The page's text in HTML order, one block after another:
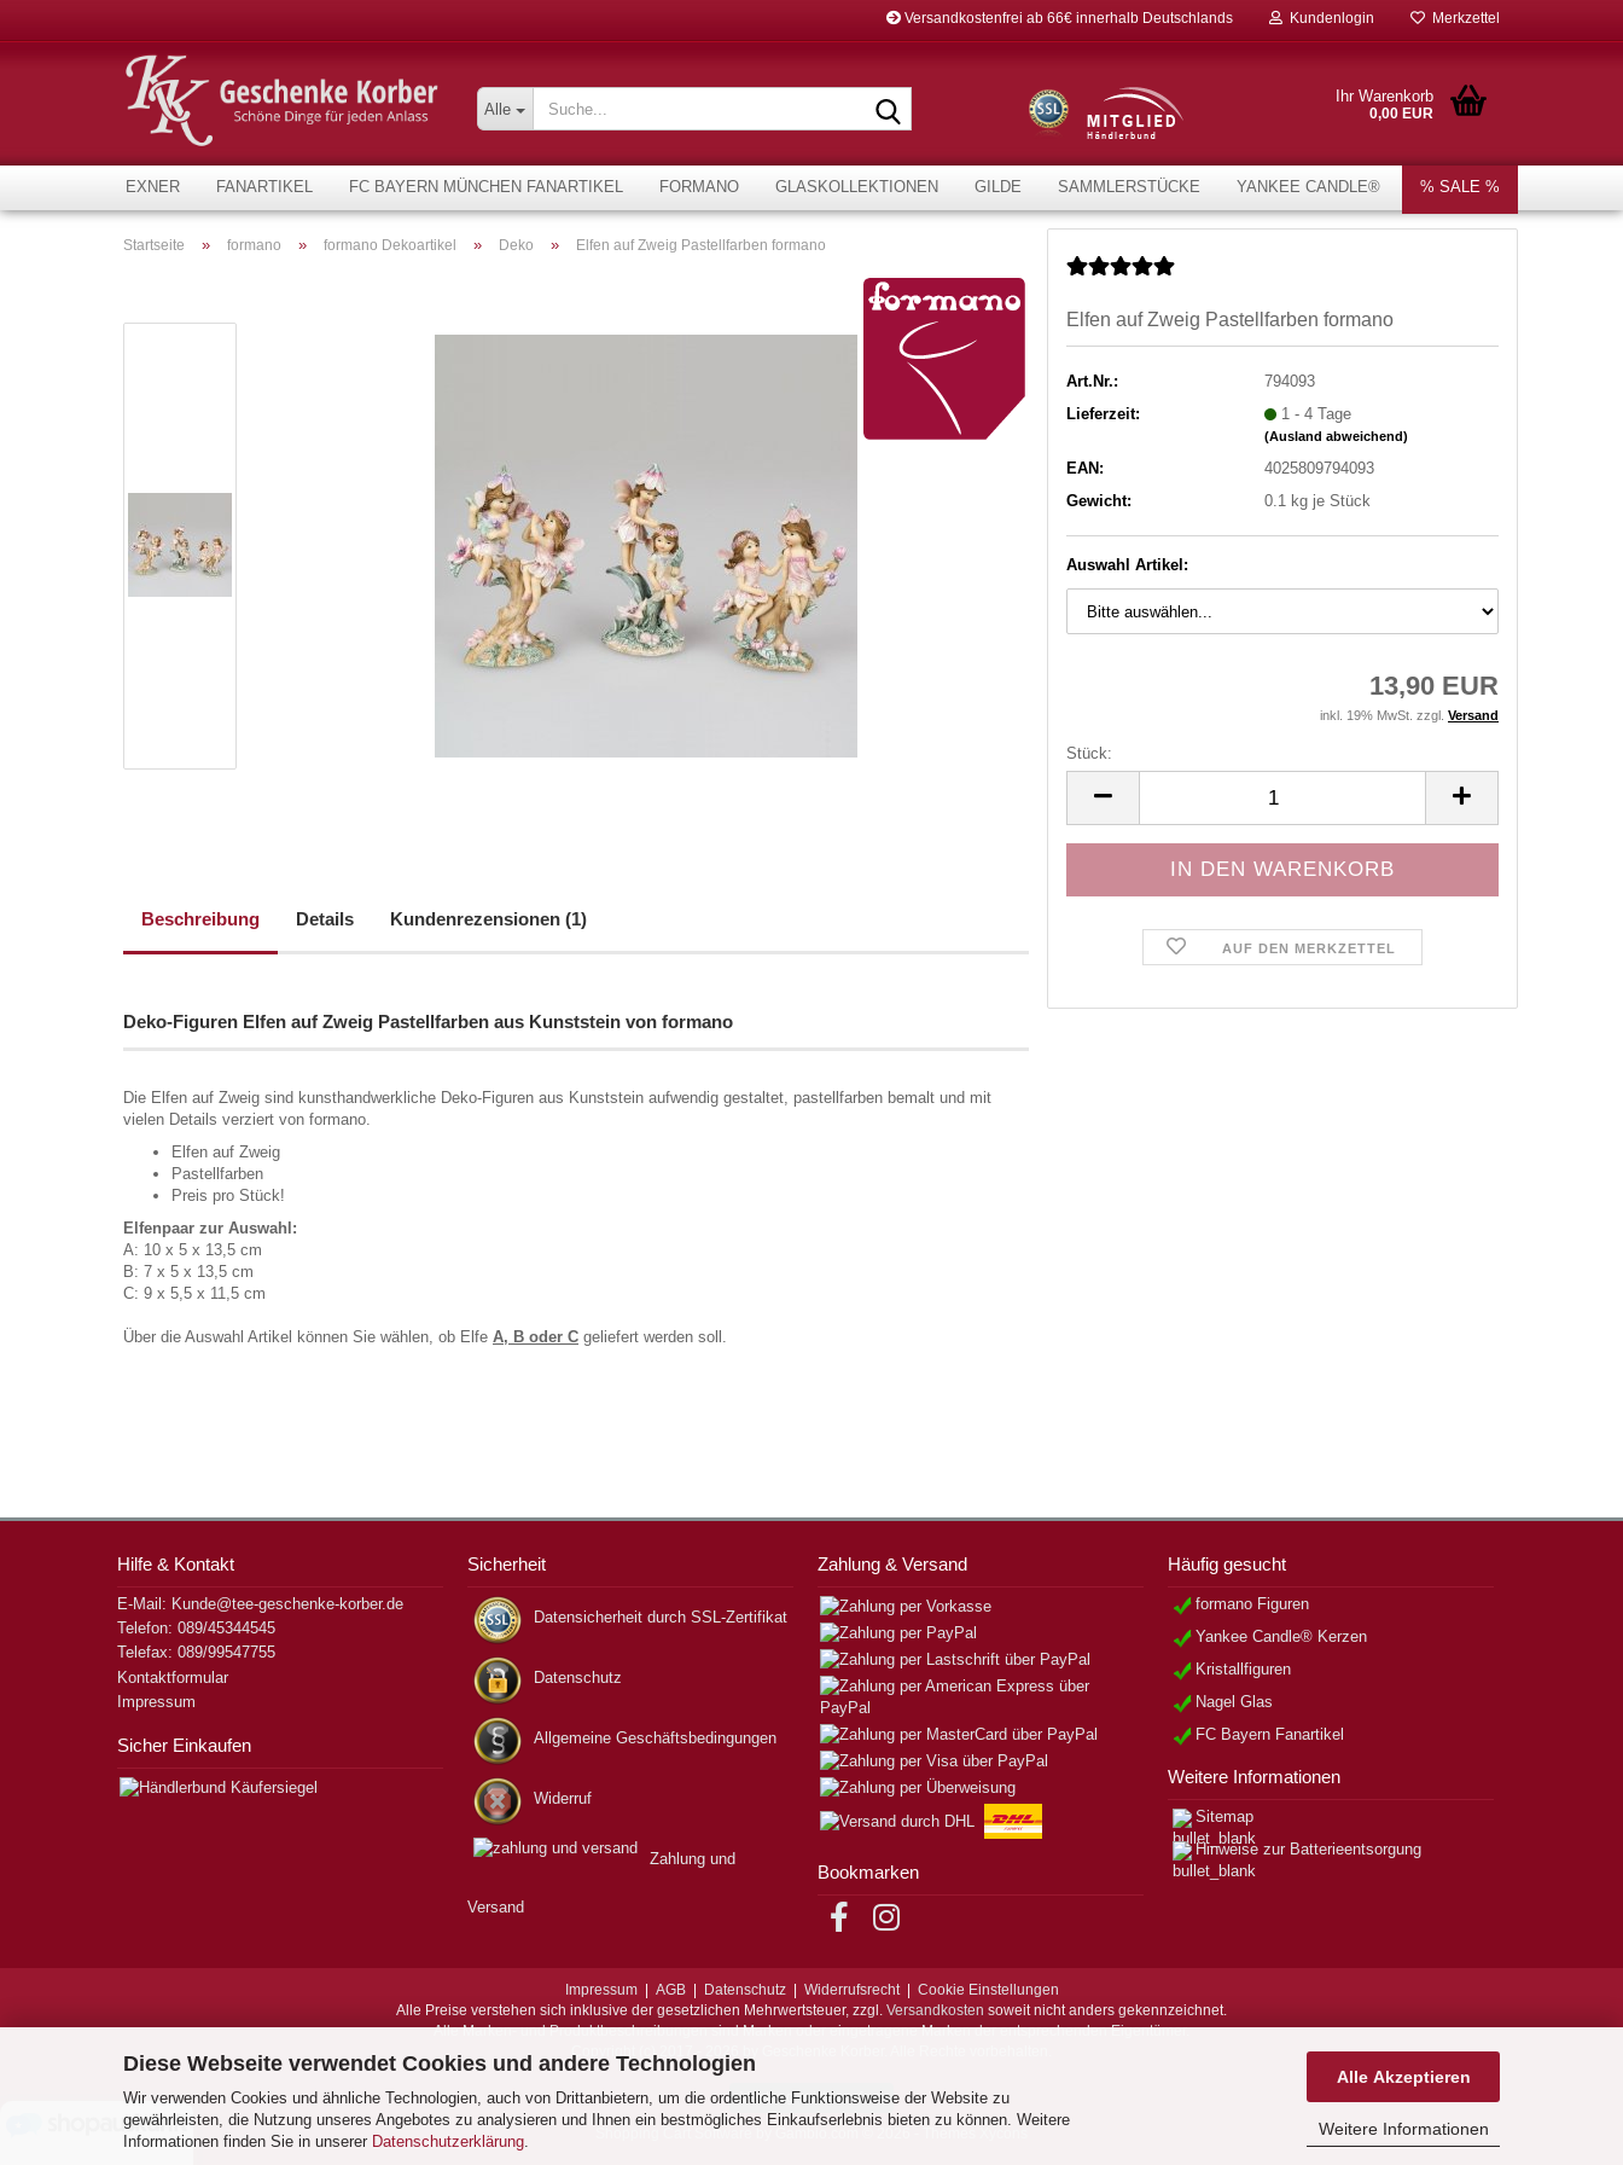
Diese Webseite verwendet Cookies und andere Technologien
Wir verwenden Cookies und ähnliche Technologien, auch von Drittanbietern, um die ordentliche Funktionsweise der Website zu
gewährleisten, die Nutzung unseres Angebotes zu analysieren und Ihnen ein bestmögliches Einkaufserlebnis bieten zu können. Weitere
Informationen finden Sie in unserer Datenschutzerklärung.
Alle Akzeptieren
Weitere Informationen
Versandkostenfrei ab 66€ innerhalb Deutschlands Kundenlogin Merkzettel
Alle
Ihr Warenkorb
0,00 EUR
EXNER FANARTIKEL FC BAYERN MÜNCHEN FANARTIKEL FORMANO GLASKOLLEKTIONEN GILDE SAMMLERSTÜCKE YANKEE CANDLE® % SALE %
Startseite » formano » formano Dekoartikel » Deko » Elfen auf Zweig Pastellfarben formano
Elfen auf Zweig Pastellfarben formano
Art.Nr.:
794093
Lieferzeit:
1 - 4 Tage
(Ausland abweichend)
EAN:
4025809794093
Gewicht:
0.1 kg je Stück
Auswahl Artikel:
13,90 EUR
inkl. 19% MwSt. zzgl. Versand
Stück:
Stück
AUF DEN MERKZETTEL
Beschreibung Details Kundenrezensionen (1)
Deko-Figuren Elfen auf Zweig Pastellfarben aus Kunststein von formano
Die Elfen auf Zweig sind kunsthandwerkliche Deko-Figuren aus Kunststein aufwendig gestaltet, pastellfarben bemalt und mit
vielen Details verziert von formano.
Elfen auf Zweig
Pastellfarben
Preis pro Stück!
Elfenpaar zur Auswahl:
A: 10 x 5 x 13,5 cm
B: 7 x 5 x 13,5 cm
C: 9 x 5,5 x 11,5 cm
Über die Auswahl Artikel können Sie wählen, ob Elfe A, B oder C geliefert werden soll.
Hilfe & Kontakt
E-Mail: Kunde@tee-geschenke-korber.de
Telefon: 089/45344545
Telefax: 089/99547755
Kontaktformular
Impressum
Sicher Einkaufen
Sicherheit
Datensicherheit durch SSL-Zertifikat
Datenschutz
Allgemeine Geschäftsbedingungen
Widerruf
Zahlung und
Versand
Zahlung & Versand
Bookmarken
Häufig gesucht
formano Figuren
Yankee Candle® Kerzen
Kristallfiguren
Nagel Glas
FC Bayern Fanartikel
Weitere Informationen
Sitemap
Hinweise zur Batterieentsorgung
Impressum| AGB| Datenschutz| Widerrufsrecht| Cookie Einstellungen
Alle Preise verstehen sich inklusive der gesetzlichen Mehrwertsteuer, zzgl. Versandkosten soweit nicht anders gekennzeichnet.
Alle Marken- und Produktbeschreibungen sind Marken oder eingetragene Marken der entsprechenden Eigentümer.
Copyright (c) 2017 - 2026 by Geschenke Korber. Alle Rechte vorbehalten.
Vertrag widerrufen
Shopping Cart Software